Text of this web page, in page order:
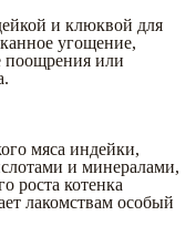
и клюквой для
угощение,
поощрения или
мяса индейки,
и минералами,
роста котенка
лакомствам особый